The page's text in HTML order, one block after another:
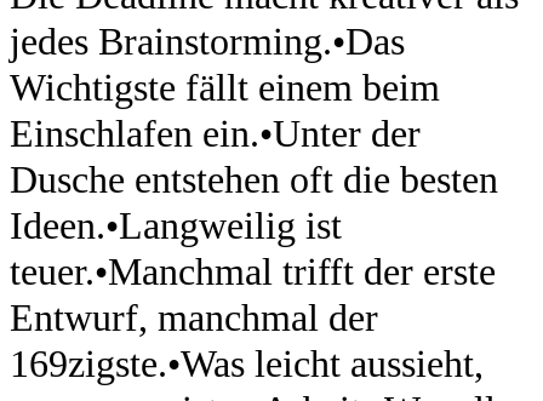
jedes Brainstorming.•Das
Wichtigste fällt einem beim
Einschlafen ein.•Unter der
Dusche entstehen oft die besten
Ideen.•Langweilig ist
teuer.•Manchmal trifft der erste
Entwurf, manchmal der
169zigste.•Was leicht aussieht,